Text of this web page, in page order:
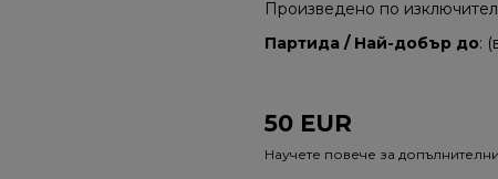
Произведено по
Партида / Най-добър до:
50 EUR
Научете повече за